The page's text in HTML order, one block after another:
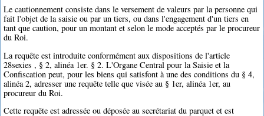
Le cautionnement consiste dans le versement de valeurs par la personne qui
fait l'objet de la saisie ou par un tiers, ou dans l'engagement d'un tiers en
tant que caution, pour un montant et selon le mode acceptés par le procureur
du Roi.
La requête est introduite conformément aux dispositions de l'article
28sexies , § 2, alinéa 1er. § 2. L'Organe Central pour la Saisie et la
Confiscation peut, pour les biens qui satisfont à une des conditions du § 4,
alinéa 2, adresser une requête telle que visée au § 1er, alinéa 1er, au
procureur du Roi.
Cette requête est adressée ou déposée au secrétariat du parquet et est